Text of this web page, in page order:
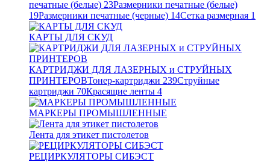
печатные (белые) 23Размерники печатные (белые)
19Размерники печатные (черные) 14Сетка размерная 1
КАРТЫ ДЛЯ СКУД
КАРТРИДЖИ ДЛЯ ЛАЗЕРНЫХ и СТРУЙНЫХ
ПРИНТЕРОВТонер-картриджи 239Струйные
картриджи 70Красящие ленты 4
МАРКЕРЫ ПРОМЫШЛЕННЫЕ
Лента для этикет пистолетов
РЕЦИРКУЛЯТОРЫ СИБЭСТ